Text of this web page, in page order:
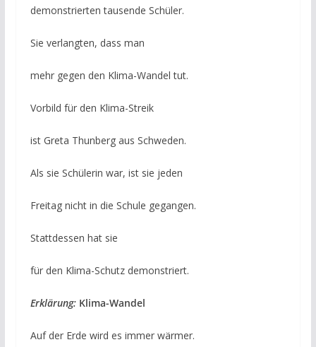
demonstrierten tausende Schüler.
Sie verlangten, dass man
mehr gegen den Klima-Wandel tut.
Vorbild für den Klima-Streik
ist Greta Thunberg aus Schweden.
Als sie Schülerin war, ist sie jeden
Freitag nicht in die Schule gegangen.
Stattdessen hat sie
für den Klima-Schutz demonstriert.
Erklärung: Klima-Wandel
Auf der Erde wird es immer wärmer.